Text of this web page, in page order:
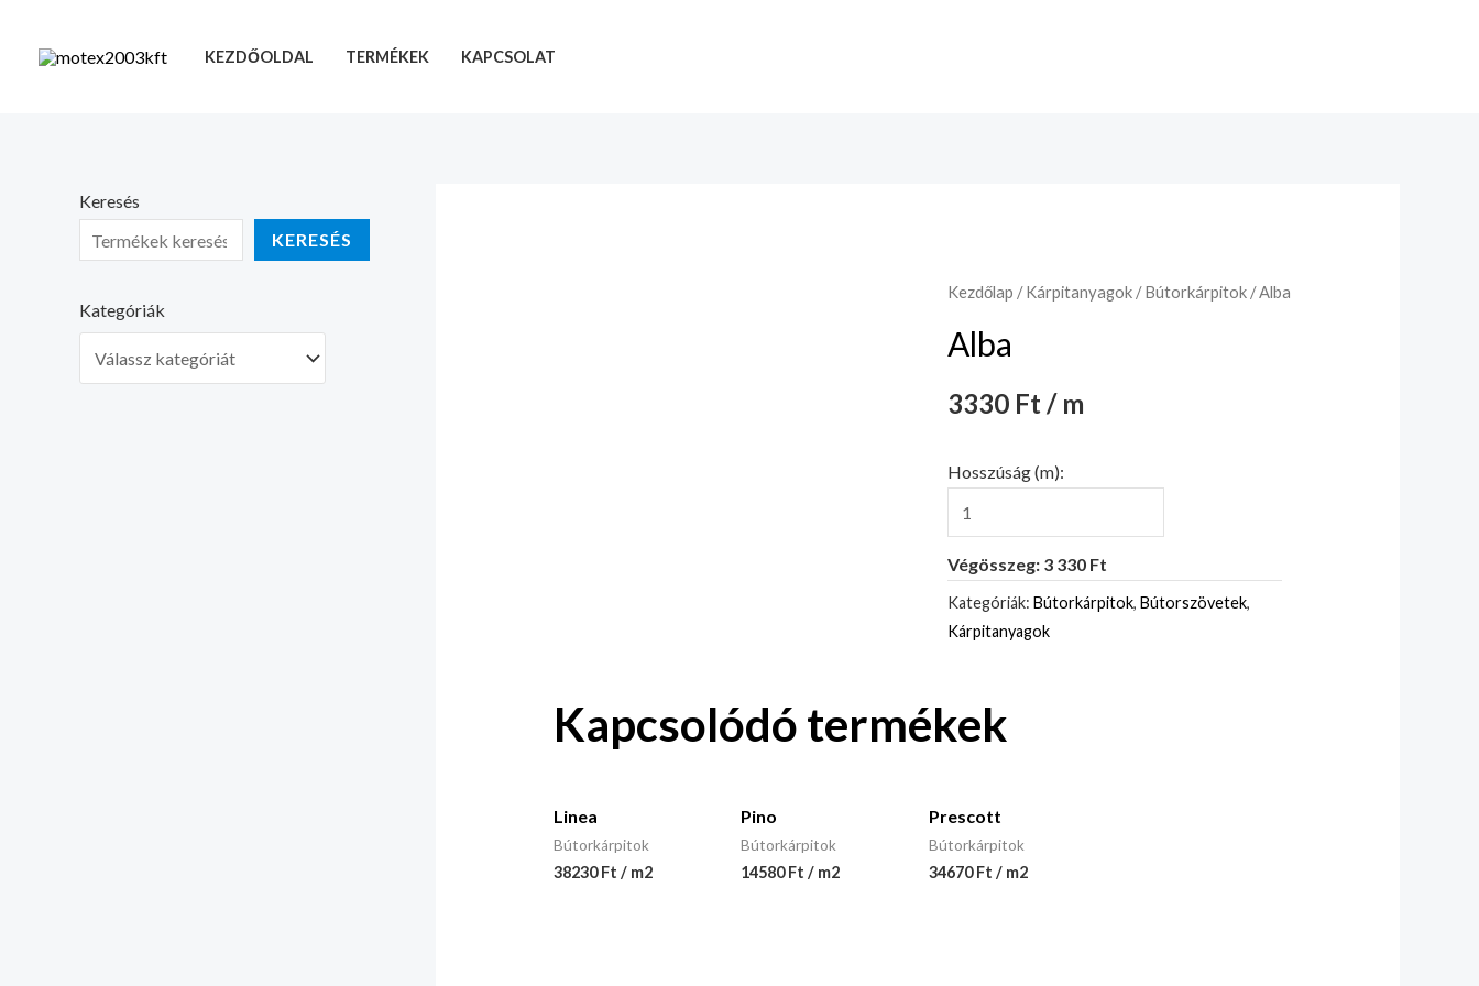
KEZDŐOLDAL TERMÉKEK KAPCSOLAT
Keresés
KERESÉS
Kategóriák
Kezdőlap /Kárpitanyagok/Bútorkárpitok/ Alba
Alba
3330 Ft / m
Hosszúság (m):
Végösszeg: 3 330 Ft
Kategóriák: Bútorkárpitok, Bútorszövetek,
Kárpitanyagok
Kapcsolódó termékek
Linea
Bútorkárpitok
38230 Ft / m2
Pino
Bútorkárpitok
14580 Ft / m2
Prescott
Bútorkárpitok
34670 Ft / m2